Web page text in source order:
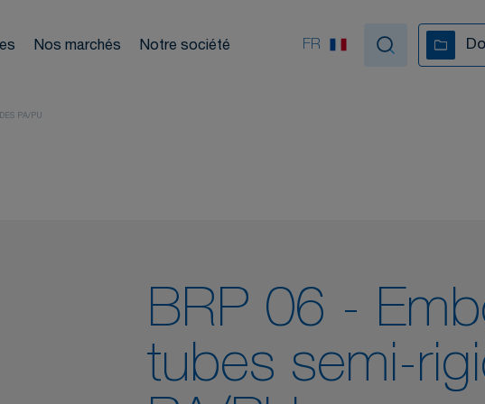
Nous
Nos marchés Notre société FR
PA/PU
BRP 06 -
tubes semi-